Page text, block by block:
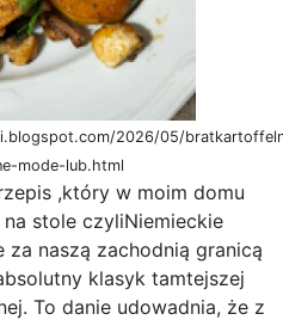
2026/05/
mode-lub.html
,który w moim domu
stole czyliNiemieckie
za naszą zachodnią granicą
klasyk tamtejszej
To danie udowadnia, że z